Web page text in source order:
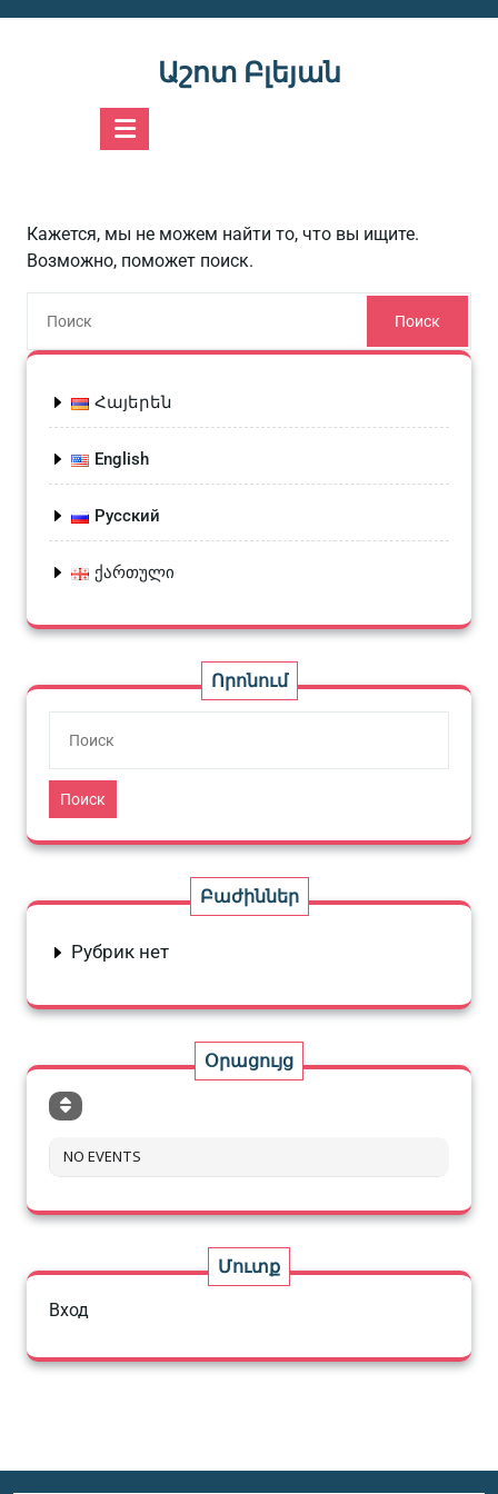
Աշոտ Բլեյան
Кажется, мы не можем найти то, что вы ищите.
Возможно, поможет поиск.
Поиск
Հայերեն
English
Русский
ქართული
Որոնում
Поиск
Բաժիններ
Рубрик нет
Օրացույց
NO EVENTS
Մուտք
Вход